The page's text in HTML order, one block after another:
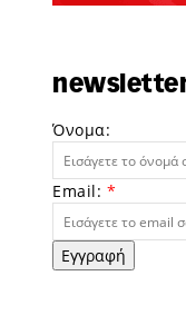
Όνομα:
Email: *
Εγγραφή